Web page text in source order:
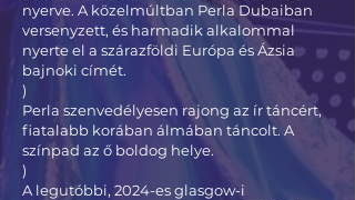
nyerve. A közelmúltban Perla Dubaiban
versenyzett, és harmadik alkalommal
nyerte el a szárazföldi Európa és Ázsia
bajnoki címét.
)
Perla szenvedélyesen rajong az ír táncért,
fiatalabb korában álmában táncolt. A
színpad az ő boldog helye.
)
A legutóbbi, 2024-es glasgow-i